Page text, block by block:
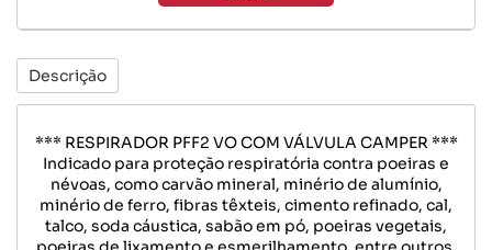
Descrição
*** RESPIRADOR PFF2 VO COM VÁLVULA CAMPER ***
Indicado para proteção respiratória contra poeiras e
névoas, como carvão mineral, minério de alumínio,
minério de ferro, fibras têxteis, cimento refinado, cal,
talco, soda cáustica, sabão em pó, poeiras vegetais,